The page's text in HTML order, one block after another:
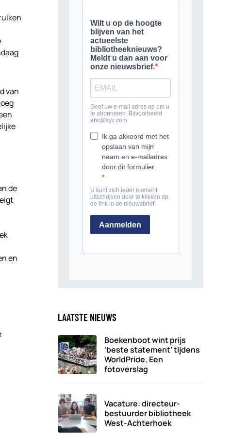
van
de
en
LAATSTE NIEUWS
Boekenboot wint prijs
‘beste statement’ tijdens
WorldPride. Een
fotoverslag
Vacature: directeur-
bestuurder bibliotheek
West-Achterhoek